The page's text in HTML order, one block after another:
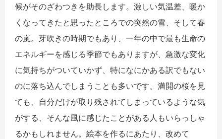
候がそのざわつきを助長します。激しい気温差、暖か
くなってきたと思ったところでの突然の雪、そして春
の嵐。芽吹きの時期でもあり、一年の中で最も生命の
エネルギーを感じる季節でもありますが、急激な変化
に気持ちがついていかず、特になにかある訳でもない
のに落ち込んでしまうことも多いです。満開の桜を見
ても、自分だけが取り残されてしまっているような気
がする、そんな風に感じたことがある人もいらっしゃ
るかもしれません。絵本を作るにあたり、改めて